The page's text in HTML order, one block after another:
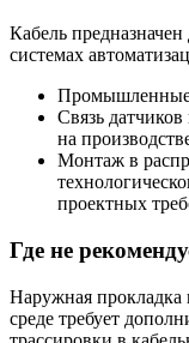
Кабель
системах
Промышленные
Связь
на
Монтаж в
проектных
Где не
Наружная
среде требует